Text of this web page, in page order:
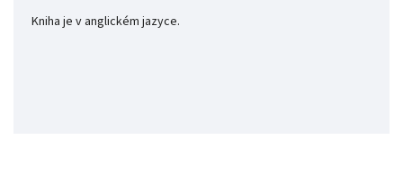
Kniha je v anglickém jazyce.